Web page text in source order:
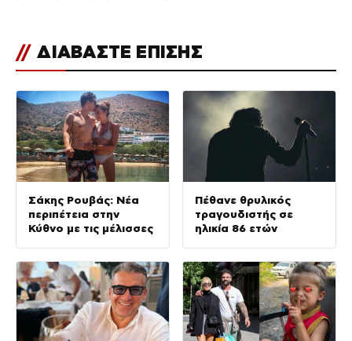
// ΔΙΑΒΑΣΤΕ ΕΠΙΣΗΣ
Σάκης Ρουβάς: Νέα
περιπέτεια στην
Κύθνο με τις μέλισσες
Πέθανε θρυλικός
τραγουδιστής σε
ηλικία 86 ετών